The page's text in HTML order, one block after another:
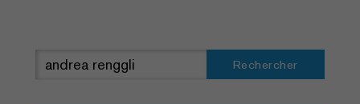
Rechercher